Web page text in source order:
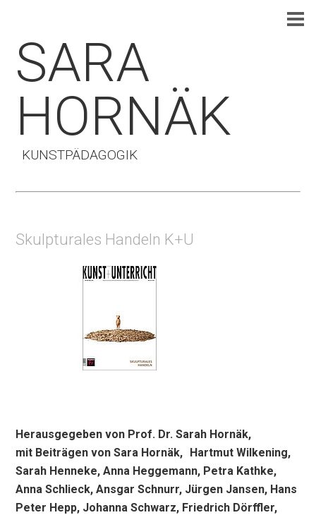
SARA
HORNÄK
KUNSTPÄDAGOGIK
Skulpturales Handeln K+U
Herausgegeben von Prof. Dr. Sarah Hornäk,
mit Beiträgen von Sara Hornäk, Hartmut Wilkening,
Sarah Henneke, Anna Heggemann, Petra Kathke,
Anna Schlieck, Ansgar Schnurr, Jürgen Jansen, Hans
Peter Hepp, Johanna Schwarz, Friedrich Dörffler,